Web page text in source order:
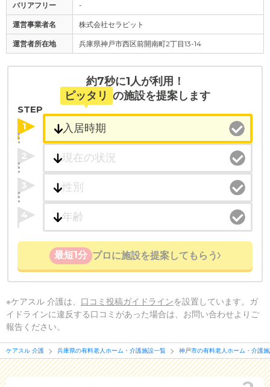
バリアフリー -
運営事業者名 株式会社セラピット
運営者所在地 兵庫県神戸市西区前開南町2丁目13-14
約7秒に1人が利用！
ピッタリ の施設を提案します
STEP
1
2
3
4
最短1分 プロに施設を提案してもらう
※ケアスル 介護は、 口コミ投稿ガイドラインを設置しています。ガ
イドラインに違反する口コミがあった場合は、お問い合わせよりご
報告ください。
ケアスル 介護 兵庫県の有料老人ホーム・介護施設一覧 神戸市の有料老人ホーム・介護